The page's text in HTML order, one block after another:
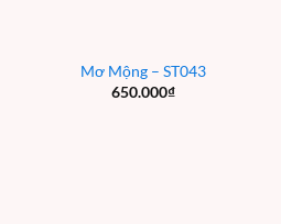
Mơ Mộng – ST043
650.000₫